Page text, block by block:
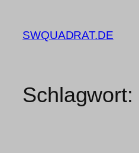
springen
SWQUADRAT.DE
Schlagwort: